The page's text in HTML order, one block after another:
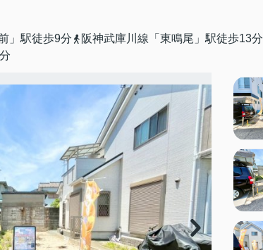
」駅徒歩9分
阪神武庫川線「東鳴尾」駅徒歩13分